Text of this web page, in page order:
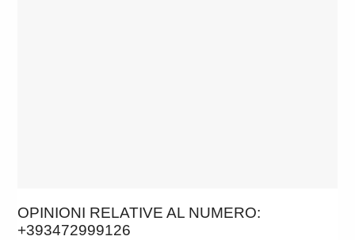
OPINIONI RELATIVE AL NUMERO:
+393472999126